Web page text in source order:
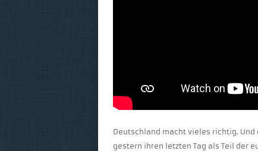
Deutschland macht vieles richtig. Und
gestern ihren letzten Tag als Teil der